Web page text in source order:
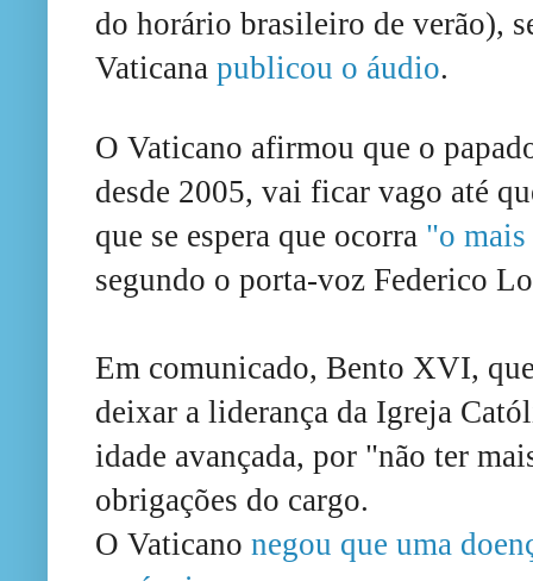
do horário brasileiro de verão),
Vaticana publicou o áudio.
O Vaticano afirmou que o
desde 2005, vai ficar vago até
que se espera que ocorra "o mais
segundo o porta-voz Federico
Em comunicado, Bento XVI,
deixar a liderança da Igreja
idade avançada, por "não ter
obrigações do cargo.
O Vaticano negou que uma